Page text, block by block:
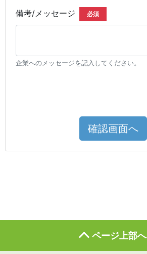
備考/メッセージ 必須
企業へのメッセージを記入してください。
確認画面へ
ページ上部へ